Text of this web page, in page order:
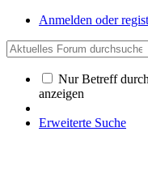
Anmelden oder
Nur Betreff
anzeigen
Erweiterte Suche